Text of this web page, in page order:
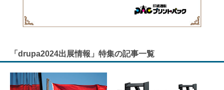
「drupa2024出展情報」特集の記事一覧